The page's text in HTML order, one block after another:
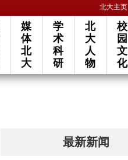
北大主页
媒
体
北
大
学
术
科
研
北
大
人
物
校
园
文
化
最新新闻